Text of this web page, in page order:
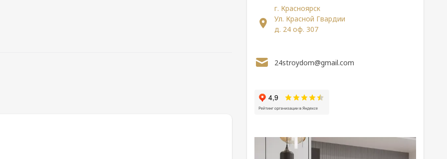
г. Красноярск
Ул. Красной Гвардии
д. 24 оф. 307
24stroydom@gmail.com